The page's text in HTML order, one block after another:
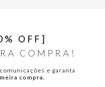
OFF]
COMPRA!
e garanta
compra.